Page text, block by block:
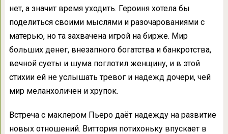
нет, а значит время уходить. Героиня хотела бы
поделиться своими мыслями и разочарованиями с
матерью, но та захвачена игрой на бирже. Мир
больших денег, внезапного богатства и банкротства,
вечной суеты и шума поглотил женщину, и в этой
стихии ей не услышать тревог и надежд дочери, чей
мир меланхоличен и хрупок.
Встреча с маклером Пьеро даёт надежду на развитие
новых отношений. Виттория потихоньку впускает в